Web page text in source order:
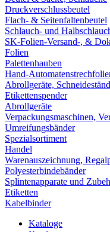
Druckverschlussbeutel
Flach- & Seitenfaltenbeutel
Schlauch- und
SK-Folien-Versand-, &
Folien
Palettenhauben
Hand-
Abrollgeräte,
Etikettenspender
Abrollgeräte
Verpackungsmaschinen,
Umreifungsbänder
Spezialsortiment
Handel
Warenauszeichnung,
Polyesterbindebänder
Splintenapparate und
Etiketten
Kabelbinder
Kataloge